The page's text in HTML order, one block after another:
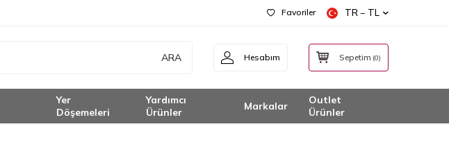
Favoriler TR − TL
ARA Hesabım Sepetim (0)
Yer
Döşemeleri
Yardımcı
Ürünler
Markalar
Outlet
Ürünler